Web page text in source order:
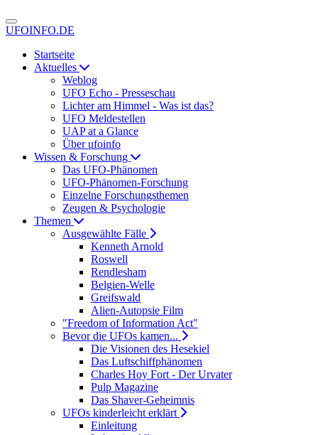
UFOINFO.DE
Startseite
Aktuelles
Weblog
UFO Echo - Presseschau
Lichter am Himmel - Was ist das?
UFO Meldestellen
UAP at a Glance
Über ufoinfo
Wissen & Forschung
Das UFO-Phänomen
UFO-Phänomen-Forschung
Einzelne Forschungsthemen
Zeugen & Psychologie
Themen
Ausgewählte Fälle
Kenneth Arnold
Roswell
Rendlesham
Belgien-Welle
Greifswald
Alien-Autopsie Film
"Freedom of Information Act"
Bevor die UFOs kamen...
Die Visionen des Hesekiel
Das Luftschiffphänomen
Charles Hoy Fort - Der Urvater
Pulp Magazine
Das Shaver-Geheimnis
UFOs kinderleicht erklärt
Einleitung